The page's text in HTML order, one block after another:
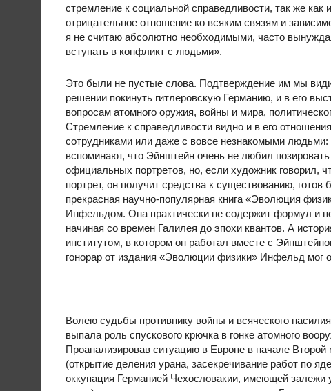
стремление к социальной справедливости, так же как
отрицательное отношение ко всяким связям и
я не считаю абсолютно необходимыми, часто
вступать в конфликт с людьми».
Это были не пустые слова. Подтверждение им мы
решении покинуть гитлеровскую Германию, и в его
вопросам атомного оружия, войны и мира,
Стремление к справедливости видно и в его
сотрудниками или даже с вовсе незнакомыми людьми:
вспоминают, что Эйнштейн очень не любил
официальных портретов, но, если художник говорил,
портрет, он получит средства к существованию,
прекрасная научно-популярная книга «Эволюция
Инфельдом. Она практически не содержит формул и
начиная со времен Галилея до эпохи квантов. А
институтом, в котором он работал вместе с
гонорар от издания «Эволюции физики» Инфельд мог
Волею судьбы противнику войны и всяческого
выпала роль спускового крючка в гонке атомного
Проанализировав ситуацию в Европе в начале Второй
(открытие деления урана, засекречивание работ по
оккупация Германией Чехословакии, имеющей залежи